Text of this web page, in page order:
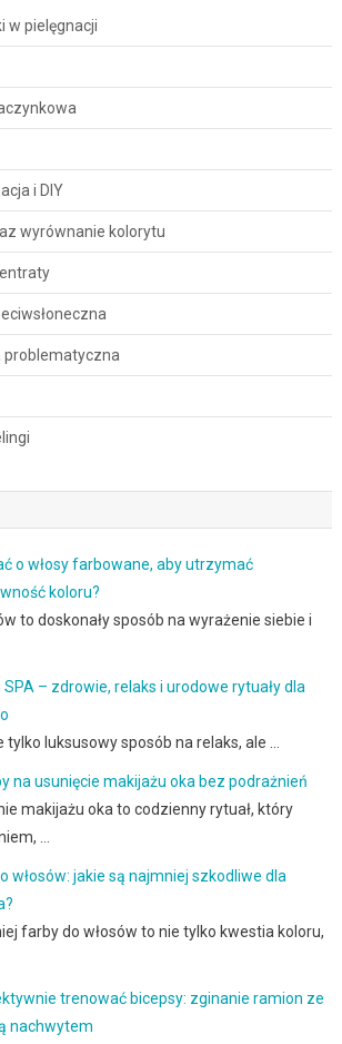
w pielęgnacji
i DIY
wyrównanie kolorytu
problematyczna
o włosy farbowane, aby utrzymać
koloru?
to doskonały sposób na wyrażenie siebie i
SPA – zdrowie, relaks i urodowe rytuały dla
tylko luksusowy sposób na relaks, ale …
na usunięcie makijażu oka bez podrażnień
makijażu oka to codzienny rytuał, który
…
włosów: jakie są najmniej szkodliwe dla
farby do włosów to nie tylko kwestia koloru,
trenować bicepsy: zginanie ramion ze
nachwytem